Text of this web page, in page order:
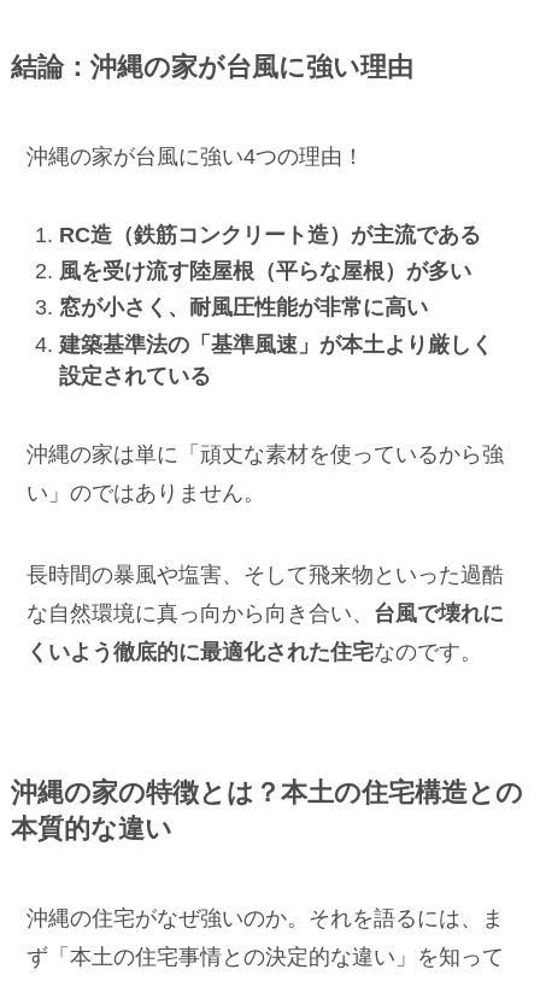
結論：沖縄の家が台風に強い理由
沖縄の家が台風に強い4つの理由！
RC造（鉄筋コンクリート造）が主流である
風を受け流す陸屋根（平らな屋根）が多い
窓が小さく、耐風圧性能が非常に高い
建築基準法の「基準風速」が本土より厳しく
設定されている
沖縄の家は単に「頑丈な素材を使っているから強
い」のではありません。
長時間の暴風や塩害、そして飛来物といった過酷
な自然環境に真っ向から向き合い、 台風で壊れに
くいよう徹底的に最適化された住宅なのです。
沖縄の家の特徴とは？本土の住宅構造との
本質的な違い
沖縄の住宅がなぜ強いのか。それを語るには、ま
ず「本土の住宅事情との決定的な違い」を知って